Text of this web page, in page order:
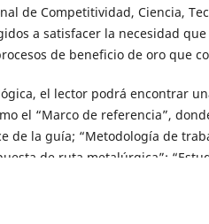
de Competitividad, Ciencia,
a satisfacer la necesidad
de beneficio de oro que
el lector podrá encontrar
el “Marco de referencia”,
de la guía; “Metodología de
de ruta metalúrgica”;